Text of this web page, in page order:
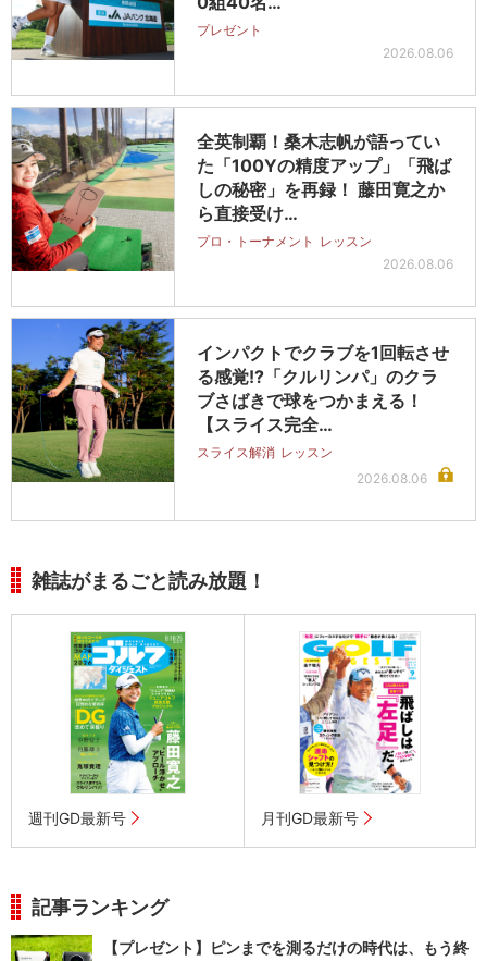
プレゼント
2026.08.06
全英制覇！桑木志帆が語ってい
た「100Yの精度アップ」「飛ば
しの秘密」を再録！ 藤田寛之か
ら直接受け…
プロ・トーナメント レッスン
2026.08.06
インパクトでクラブを1回転させ
る感覚!?「クルリンパ」のクラ
ブさばきで球をつかまえる！
【スライス完全…
スライス解消 レッスン
2026.08.06
雑誌がまるごと読み放題！
週刊GD最新号 月刊GD最新号
記事ランキング
【プレゼント】ピンまでを測るだけの時代は、もう終